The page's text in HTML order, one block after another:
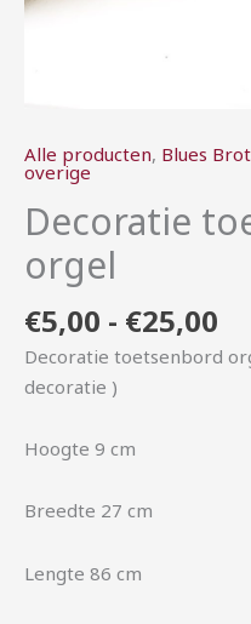
Alle producten, Blues
overige
Decoratie
orgel
€5,00 - €25,00
Decoratie toetsenbord
decoratie )
Hoogte 9 cm
Breedte 27 cm
Lengte 86 cm